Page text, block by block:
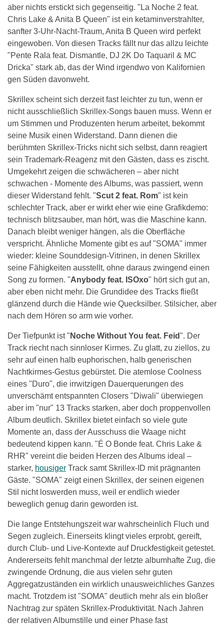
aber nichts erstickt sich gegenseitig. "La Noche 2 feat.
Chris Lake & Anita B Queen" ist ein ketaminverstrahlter,
sanfter 3-Uhr-Nacht-Traum, Anita B Queen wird perfekt
eingewoben. Von diesen Tracks fällt nur das allzu leichte
"Pente Rala feat. Dismantle, DJ 2K Do Taquaril & MC
Dricka" stark ab, das der Wind irgendwo von Kalifornien
gen Süden davonweht.
Skrillex scheint sich derzeit fast leichter zu tun, wenn er
nicht ausschließlich Skrillex-Songs bauen muss. Wenn er
um Stimmen und Produzenten herum arbeitet, bekommt
seine Musik einen Widerstand. Dann dienen die
berühmten Skrillex-Tricks nicht sich selbst, dann reagiert
sein Trademark-Reagenz mit den Gästen, dass es zischt.
Umgekehrt zeigen die schwächeren – aber nicht
schwachen - Momente des Albums, was passiert, wenn
dieser Widerstand fehlt. "Scut 2 feat. Rom" ist kein
schlechter Track, aber er wirkt eher wie eine Grafikdemo:
technisch blitzsauber, man hört, was die Maschine kann.
Danach bleibt weniger hängen, als die Oberfläche
verspricht. Ähnliche Momente gibt es auf "SOMA" immer
wieder: kleine Sounddesign-Vitrinen, in denen Skrillex
seine Fähigkeiten ausstellt, ohne daraus zwingend einen
Song zu formen. "Anybody feat. ISOxo" hört sich gut an,
aber eben nicht mehr. Die Grundidee des Tracks fließt
glänzend durch die Hände wie Quecksilber. Stilsicher, aber
nach dem Hören so arm wie vorher.
Der Tiefpunkt ist " Noche Without You feat. Feid". Der
Track riecht nach sinnloser Kirmes. Zu glatt, zu ziellos, zu
sehr auf einen halb euphorischen, halb generischen
Nachtkirmes-Gestus gebürstet. Die atemlose Coolness
eines "Duro", die irrwitzigen Dauerquerungen des
unverschämt entspannten Closers "Diwali" überwiegen
aber im "nur" 13 Tracks starken, aber doch proppenvollen
Album deutlich. Skrillex bietet einfach so viele gute
Momente an, dass der Ausschuss die Waage nicht
bedeutend kippen kann. "É O Bonde feat. Chris Lake &
RHR" vereint die beiden Herzen des Albums ideal –
starker, housiger Track samt Skrillex-ID mit prägnanten
Gäste. "SOMA" zeigt einen Skrillex, der seinen eigenen
Stil nicht loswerden muss, weil er endlich wieder
beweglich genug darin geworden ist.
Die lange Entstehungszeit war wahrscheinlich Fluch und
Segen zugleich. Einerseits klingt vieles erprobt, gereift,
durch Club- und Live-Kontexte auf Druckfestigkeit getestet.
Andererseits fehlt manchmal der letzte albumhafte Zug, die
zwingende Ordnung, die aus vielen sehr guten
Aggregatzuständen ein wirklich unausweichliches Ganzes
macht. Trotzdem ist "SOMA" deutlich mehr als ein bloßer
Nachtrag zur späten Skrillex-Produktivität. Nach Jahren
der relativen Albumstille und einer Phase fast